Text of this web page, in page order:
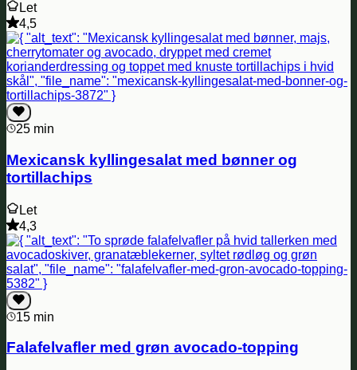
Let
4,5
25 min
Mexicansk kyllingesalat med bønner og
tortillachips
Let
4,3
15 min
Falafelvafler med grøn avocado‑topping